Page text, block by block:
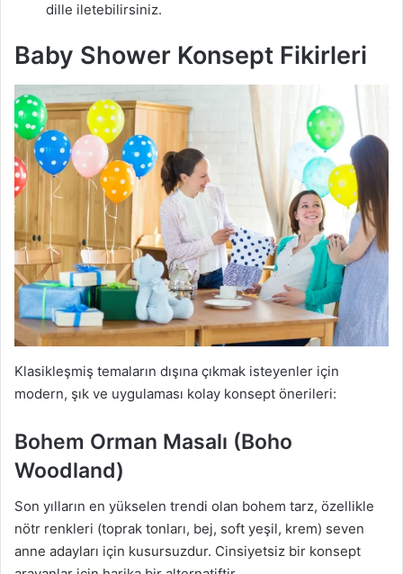
dille iletebilirsiniz.
Baby Shower Konsept Fikirleri
Klasikleşmiş temaların dışına çıkmak isteyenler için
modern, şık ve uygulaması kolay konsept önerileri:
Bohem Orman Masalı (Boho
Woodland)
Son yılların en yükselen trendi olan bohem tarz, özellikle
nötr renkleri (toprak tonları, bej, soft yeşil, krem) seven
anne adayları için kusursuzdur. Cinsiyetsiz bir konsept